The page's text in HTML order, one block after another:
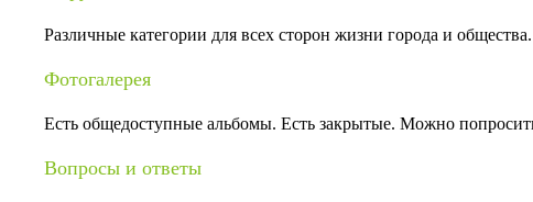
Различные категории для всех сторон жизни города и
Фотогалерея
Есть общедоступные альбомы. Есть закрытые. Можно
Вопросы и ответы